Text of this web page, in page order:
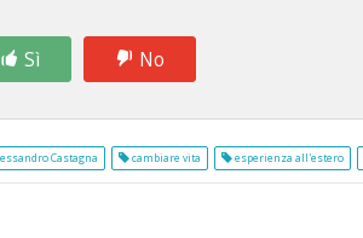
Sì No
Castagna cambiare vita esperienza all'estero